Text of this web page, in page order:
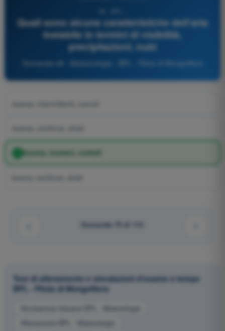
Quali sono alcune caratteristiche dell'aria
instabile in termini di visibilità,
precipitazioni, nubi
buona, rovesci, cumuli
Domanda 75 di 114
Test di allenamento e simulazioni d'esame a tempo
BPL - Pilota di Mongolfiera
Simulazione d'esame BPL - Meteorologia
Allenamento BPL - Meteorologia